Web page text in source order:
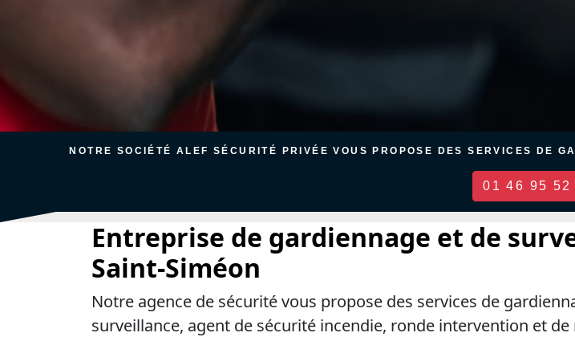
NOTRE SOCIÉTÉ ALEF SÉCURITÉ PRIVÉE VOUS PROPOSE DES SERVICES DE
01 46 95 52
Entreprise de gardiennage et de
Saint-Siméon
Notre agence de sécurité vous propose des services de
surveillance, agent de sécurité incendie, ronde intervention et